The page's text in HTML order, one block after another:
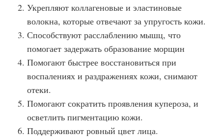
Укрепляют коллагеновые и эластиновые
волокна, которые отвечают за упругость кожи.
Способствуют расслаблению мышц, что
помогает задержать образование морщин
Помогают быстрее восстановиться при
воспалениях и раздражениях кожи, снимают
отеки.
Помогают сократить проявления купероза, и
осветлить пигментацию кожи.
Поддерживают ровный цвет лица.